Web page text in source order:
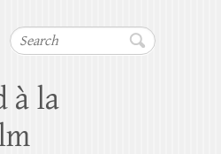
Search
à la